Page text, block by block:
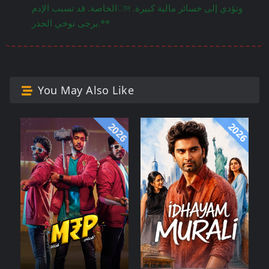
الخاصة. قد تسبب الإدمান وتؤدي إلى خسائر مالية كبيرة.
يرجى توخي الحذر.**
You May Also Like
2026 2026